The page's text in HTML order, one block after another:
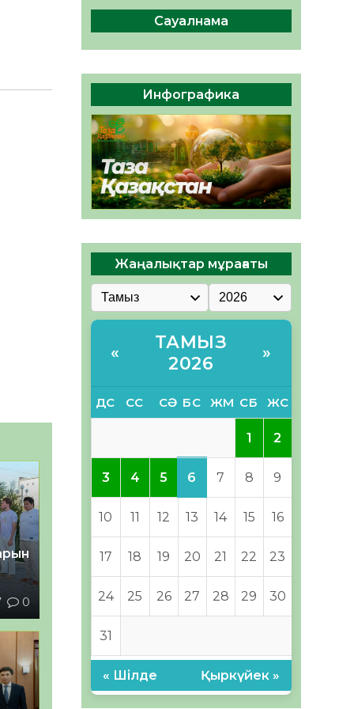
0
04.08.2026 47 0
Құрылтай: Қызылордада
1344 комиссия мүшесінің
04.08.2026
38 0
ҚҰРЫЛТАЙ САЙЛАУЫ – ЕЛ
БІРЛІГІ МЕН АЗАМАТТЫҚ
ЖАУАПКЕРШІЛІКТІҢ
КӨРІНІСІ
04.08.2026 49 0
Сауалнама
Инфографика
Жаңалықтар мұрағаты
«
ТАМЫЗ
2026
»
ДС СС СӘ БС ЖМ СБ ЖС
1 2
3 4 5 6 7 8 9
10 11 12 13 14 15 16
17 18 19 20 21 22 23
24 25 26 27 28 29 30
31
« Шілде Қыркүйек »